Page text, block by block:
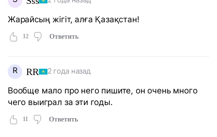
Жарайсың жігіт, алға Қазақстан!
12 Ответить
R RR 2 года назад
Вообще мало про него пишите, он очень много
чего выиграл за эти годы.
11 Ответить